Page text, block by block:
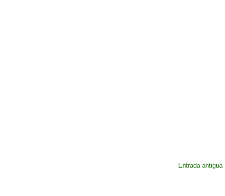
Entrada antigua